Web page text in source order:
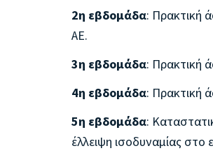
2η εβδομάδα: Πρακτική
ΑΕ.
3η εβδομάδα: Πρακτική
4η εβδομάδα: Πρακτική
5η εβδομάδα:
έλλειψη ισοδυναμίας στο